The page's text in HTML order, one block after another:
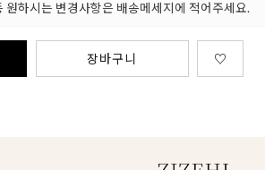
원하시는 변경사항은 배송메세지에 적어주세요.
장바구니 ♡